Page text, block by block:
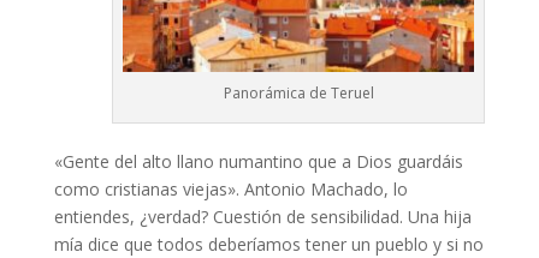
Panorámica de Teruel
«Gente del alto llano numantino que a Dios guardáis
como cristianas viejas». Antonio Machado, lo
entiendes, ¿verdad? Cuestión de sensibilidad. Una hija
mía dice que todos deberíamos tener un pueblo y si no